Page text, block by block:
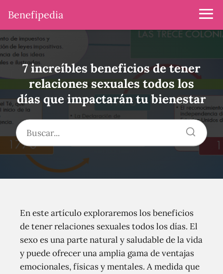
Benefipedia
7 increíbles beneficios de tener
relaciones sexuales todos los
días que impactarán tu bienestar
En este artículo exploraremos los beneficios
de tener relaciones sexuales todos los días. El
sexo es una parte natural y saludable de la vida
y puede ofrecer una amplia gama de ventajas
emocionales, físicas y mentales. A medida que